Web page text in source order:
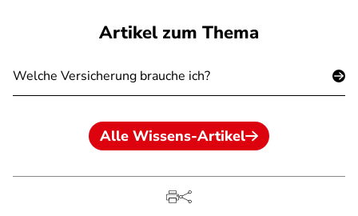
Artikel zum Thema
Welche Versicherung brauche ich?
Alle Wissens-Artikel